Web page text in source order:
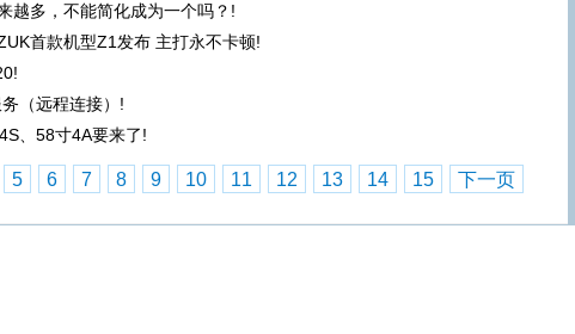
越多，不能简化成为一个吗？!
首款机型Z1发布 主打永不卡顿!
（远程连接）!
、58寸4A要来了!
5 6 7 8 9 10 11 12 13 14 15 下一页